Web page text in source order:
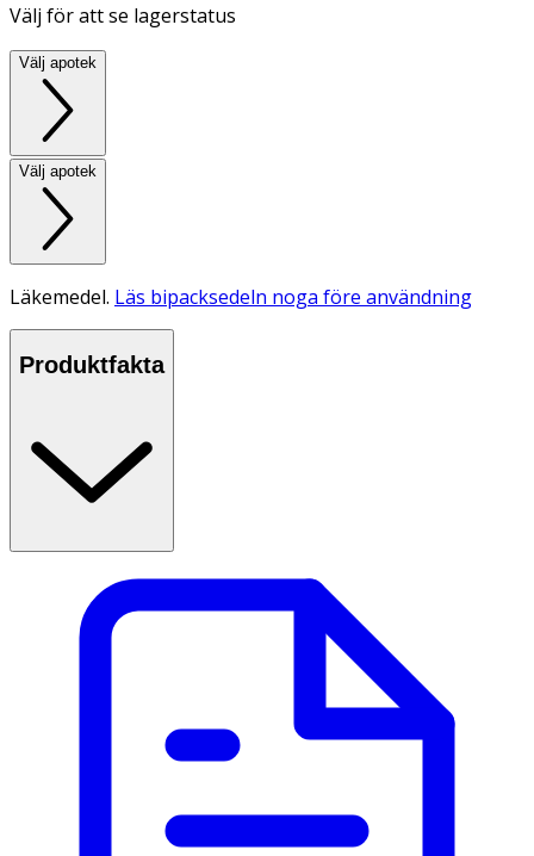
Välj för att se lagerstatus
Välj apotek
Välj apotek
Läkemedel. Läs bipacksedeln noga före användning
Produktfakta